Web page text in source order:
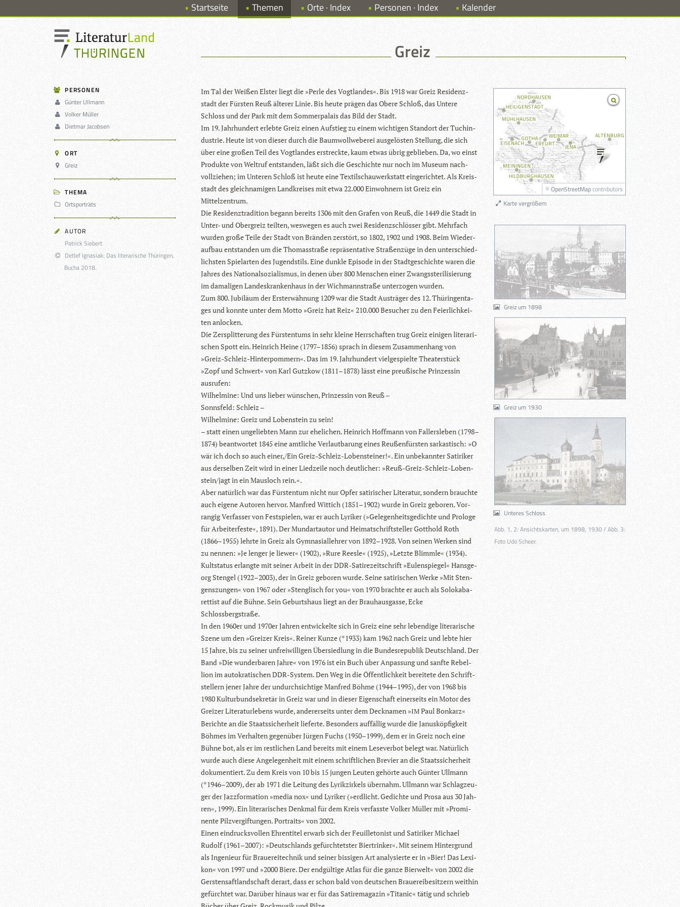
Startseite Themen Orte · Index Personen · Index Kalender
Greiz
PERSONEN
Günter Ullmann
Volker Müller
Dietmar Jacobsen
ORT
Greiz
THEMA
Ortsporträts
AUTOR
Patrick Siebert
Detlef Ignasiak: Das literarische Thüringen,
Bucha 2018.
Im Tal der Wei­ßen Els­ter liegt die »Perle des Vogt­lan­des«. Bis 1918 war Greiz Resi­denz­
stadt der Fürs­ten Reuß älte­rer Linie. Bis heute prä­gen das Obere Schloß, das Untere
Schloss und der Park mit dem Som­mer­pa­lais das Bild der Stadt.
Im 19. Jahr­hun­dert erlebte Greiz einen Auf­stieg zu einem wich­ti­gen Stand­ort der Tuch­in­
dus­trie. Heute ist von die­ser durch die Baum­woll­we­be­rei aus­ge­lös­ten Stel­lung, die sich
über eine gro­ßen Teil des Vogt­lan­des erstreckte, kaum etwas übrig geblie­ben. Da, wo einst
Pro­dukte von Welt­ruf ent­stan­den, läßt sich die Geschichte nur noch im Museum nach­
voll­zie­hen; im Unte­ren Schloß ist heute eine Tex­til­schau­werk­statt ein­ge­rich­tet. Als Kreis­
stadt des gleich­na­mi­gen Land­krei­ses mit etwa 22.000 Ein­woh­nern ist Greiz ein
Mittelzentrum.
Die Resi­denz­tra­di­tion begann bereits 1306 mit den Gra­fen von Reuß, die 1449 die Stadt in
Unter- und Ober­greiz teil­ten, wes­we­gen es auch zwei Resi­denz­schlös­ser gibt. Mehr­fach
wur­den große Teile der Stadt von Brän­den zer­stört, so 1802, 1902 und 1908. Beim Wie­der­
auf­bau ent­stan­den um die Tho­mas­straße reprä­sen­ta­tive Stra­ßen­züge in den unter­schied­
lichs­ten Spiel­ar­ten des Jugend­stils. Eine dunkle Epi­sode in der Stadt­ge­schichte waren die
Jah­res des Natio­nal­so­zia­lis­mus, in denen über 800 Men­schen einer Zwangs­ste­ri­li­sie­rung
im dama­li­gen Lan­des­kran­ken­haus in der Wich­mann­straße unter­zo­gen wurden.
Zum 800. Jubi­läum der Erst­erwäh­nung 1209 war die Stadt Aus­trä­ger des 12. Thü­rin­gen­ta­
ges und konnte unter dem Motto »Greiz hat Reiz« 210.000 Besu­cher zu den Fei­er­lich­kei­
ten anlocken.
Die Zer­split­te­rung des Fürs­ten­tums in sehr kleine Herr­schaf­ten trug Greiz eini­gen lite­ra­ri­
schen Spott ein. Hein­rich Heine (1797–1856) sprach in die­sem Zusam­men­hang von
»Greiz-Schleiz-Hin­ter­pom­mern«. Das im 19. Jahr­hun­dert viel­ge­spielte Thea­ter­stück
»Zopf und Schwert« von Karl Gutz­kow (1811–1878) lässt eine preu­ßi­sche Prin­zes­sin
ausrufen:
Wil­hel­mine: Und uns lie­ber wün­schen, Prin­zes­sin von Reuß –
Sonns­feld: Schleiz –
Wil­hel­mine: Greiz und Loben­stein zu sein!
– statt einen unge­lieb­ten Mann zur ehe­li­chen. Hein­rich Hoff­mann von Fal­lers­le­ben (1798–
1874) beant­wor­tet 1845 eine amt­li­che Ver­laut­ba­rung eines Reu­ßen­fürs­ten sar­kas­tisch: »O
wär ich doch so auch einer,/Ein Greiz-Schleiz-Loben­stei­ner!«. Ein unbe­kann­ter Sati­ri­ker
aus der­sel­ben Zeit wird in einer Lied­zeile noch deut­li­cher: »Reuß-Greiz-Schleiz-Loben­
stein/­jagt in ein Maus­loch rein.«.
Aber natür­lich war das Fürs­ten­tum nicht nur Opfer sati­ri­scher Lite­ra­tur, son­dern brauchte
auch eigene Autoren her­vor. Man­fred Wit­tich (1851–1902) wurde in Greiz gebo­ren. Vor­
ran­gig Ver­fas­ser von Fest­spie­len, war er auch Lyri­ker (»Gele­gen­heits­ge­dichte und Pro­loge
für Arbei­ter­feste«, 1891). Der Mund­art­au­tor und Hei­mat­schrift­stel­ler Gott­hold Roth
(1866–1955) lehrte in Greiz als Gym­na­si­al­leh­rer von 1892–1928. Von sei­nen Wer­ken sind
zu nen­nen: »Je len­ger je lie­wer« (1902), »Rure Reesle« (1925), »Letzte Blimmle« (1934).
Kult­sta­tus erlangte mit sei­ner Arbeit in der DDR-Sati­re­zeit­schrift »Eulen­spie­gel« Hans­ge­
org Sten­gel (1922–2003), der in Greiz gebo­ren wurde. Seine sati­ri­schen Werke »Mit Sten­
gens­zun­gen« von 1967 oder »Steng­lisch for you« von 1970 brachte er auch als Solo­ka­ba­
ret­tist auf die Bühne. Sein Geburts­haus liegt an der Brau­haus­gasse, Ecke
Schlossbergstraße.
In den 1960er und 1970er Jah­ren ent­wi­ckelte sich in Greiz eine sehr leben­dige lite­ra­ri­sche
Szene um den »Grei­zer Kreis«. Rei­ner Kunze (*1933) kam 1962 nach Greiz und lebte hier
15 Jahre, bis zu sei­ner unfrei­wil­li­gen Über­sied­lung in die Bun­des­re­pu­blik Deutsch­land. Der
Band »Die wun­der­ba­ren Jahre« von 1976 ist ein Buch über Anpas­sung und sanfte Rebel­
lion im auto­kra­ti­schen DDR-Sys­tem. Den Weg in die Öffent­lich­keit berei­tete den Schrift­
stel­lern jener Jahre der undurch­sich­tige Man­fred Böhme (1944–1995), der von 1968 bis
1980 Kul­tur­bund­se­kre­tär in Greiz war und in die­ser Eigen­schaft einer­seits ein Motor des
Grei­zer Lite­ra­tur­le­bens wurde, ande­rer­seits unter dem Deck­na­men »IMPaul Bon­karz«
Berichte an die Staats­si­cher­heit lie­ferte. Beson­ders auf­fäl­lig wurde die Janus­köp­fig­keit
Böh­mes im Ver­hal­ten gegen­über Jür­gen Fuchs (1950–1999), dem er in Greiz noch eine
Bühne bot, als er im rest­li­chen Land bereits mit einem Lese­ver­bot belegt war. Natür­lich
wurde auch diese Ange­le­gen­heit mit einem schrift­li­chen Bre­vier an die Staats­si­cher­heit
doku­men­tiert. Zu dem Kreis von 10 bis 15 jun­gen Leu­ten gehörte auch Gün­ter Ull­mann
(*1946–2009), der ab 1971 die Lei­tung des Lyrik­zir­kels über­nahm. Ull­mann war Schlag­zeu­
ger der Jazz­for­ma­tion »media nox« und Lyri­ker (»erd­licht. Gedichte und Prosa aus 30 Jah­
ren«, 1999). Ein lite­ra­ri­sches Denk­mal für dem Kreis ver­fasste Vol­ker Mül­ler mit »Pro­mi­
nente Pilz­ver­gif­tun­gen. Por­traits« von 2002.
Einen ein­drucks­vol­len Ehren­ti­tel erwarb sich der Feuil­le­to­nist und Sati­ri­ker Michael
Rudolf (1961–2007): »Deutsch­lands gefürch­tets­ter Bier­trin­ker«. Mit sei­nem Hin­ter­grund
als Inge­nieur für Braue­rei­tech­nik und sei­ner bis­si­gen Art ana­ly­sierte er in »Bier! Das Lexi­
kon« von 1997 und »2000 Biere. Der end­gül­tige Atlas für die ganze Bier­welt« von 2002 die
Gers­ten­saft­land­schaft der­art, dass er schon bald von deut­schen Braue­rei­be­sit­zern weit­hin
gefürch­tet war. Dar­über hin­aus war er für das Sati­re­ma­ga­zin »Tita­nic« tätig und schrieb
© OpenStreetMapcontributors
Karte vergrößern
Greiz um 1898
Greiz um 1930
Unteres Schloss
Abb. 1, 2: Ansichtskarten, um 1898, 1930 / Abb. 3:
Foto Udo Scheer.